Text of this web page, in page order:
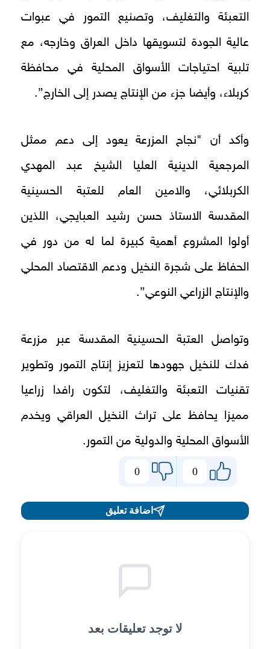
التعبئة والتغليف، وتصنيع التمور في عبوات
عالية الجودة لتسويقها داخل العراق وخارجه، مع
تلبية احتياجات الأسواق المحلية في محافظة
كربلاء، وأيضا جزء من الإنتاج يصدر إلى الخارج”.
وأكد أن "نجاح المزرعة يعود إلى دعم ممثل
المرجعية الدينية العليا الشيخ عبد المهدي
الكربلائي، والامين العام للعتبة الحسينية
المقدسة الاستاذ حسن رشيد العبايجي، اللذين
أولوا المشروع أهمية كبيرة لما له من دور في
الحفاظ على شجرة النخيل ودعم الاقتصاد المحلي
والإنتاج الزراعي النوعي”.
وتواصل العتبة الحسينية المقدسة عبر مزرعة
فدك للنخيل جهودها لتعزيز إنتاج التمور وتطوير
تقنيات التعبئة والتغليف، لتكون رافدا زراعيا
مميزا يحافظ على تراث النخيل العراقي ويخدم
الأسواق المحلية والدولية من التمور.
0
0
اضافة تعليق
لا توجد تعليقات بعد